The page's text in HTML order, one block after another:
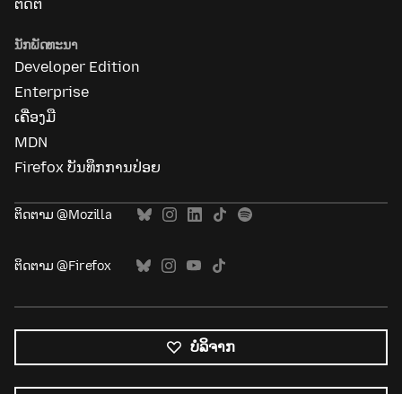
ຕິດຕໍ່
ນັກພັດທະນາ
Developer Edition
Enterprise
ເຄື່ອງມື
MDN
Firefox ບັນທຶກການປ່ອຍ
ຕິດຕາມ @Mozilla
ຕິດຕາມ @Firefox
ບໍລິຈາກ